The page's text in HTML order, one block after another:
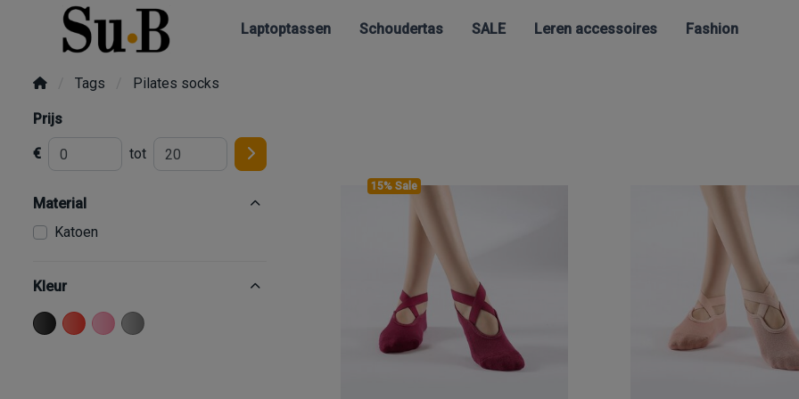
Laptoptassen Schoudertas SALE Leren accessoires Fashion
Tags Pilates socks
Prijs
€ tot
Material
Katoen
Kleur
15% Sale